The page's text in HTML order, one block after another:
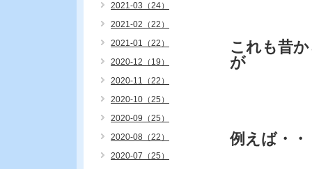
これも昔
が
例えば・
2021-03（24）
2021-02（22）
2021-01（22）
2020-12（19）
2020-11（22）
2020-10（25）
2020-09（25）
2020-08（22）
2020-07（25）